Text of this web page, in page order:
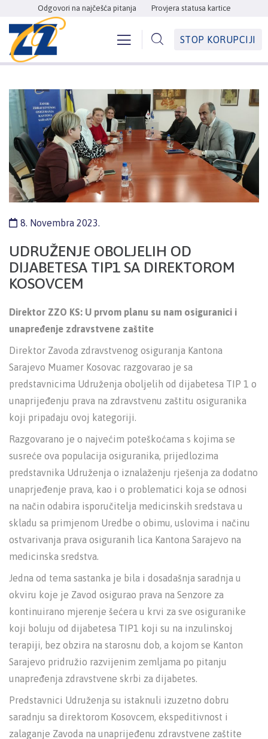
Odgovori na najčešća pitanja Provjera statusa kartice
STOP KORUPCIJI
8. Novembra 2023.
UDRUŽENJE OBOLJELIH OD
DIJABETESA TIP1 SA DIREKTOROM
KOSOVCEM
Direktor ZZO KS: U prvom planu su nam osiguranici i
unapređenje zdravstvene zaštite
Direktor Zavoda zdravstvenog osiguranja Kantona
Sarajevo Muamer Kosovac razgovarao je sa
predstavnicima Udruženja oboljelih od dijabetesa TIP 1 o
unaprijeđenju prava na zdravstvenu zaštitu osiguranika
koji pripadaju ovoj kategoriji.
Razgovarano je o najvećim poteškoćama s kojima se
susreće ova populacija osiguranika, prijedlozima
predstavnika Udruženja o iznalaženju rješenja za dodatno
unaprjeđenje prava, kao i o problematici koja se odnosi
na način odabira isporučitelja medicinskih sredstava u
skladu sa primjenom Uredbe o obimu, uslovima i načinu
ostvarivanja prava osiguranih lica Kantona Sarajevo na
medicinska sredstva.
Jedna od tema sastanka je bila i dosadašnja saradnja u
okviru koje je Zavod osigurao prava na Senzore za
kontinuirano mjerenje šećera u krvi za sve osiguranike
koji boluju od dijabetesa TIP1 koji su na inzulinskoj
terapiji, bez obzira na starosnu dob, a kojom se Kanton
Sarajevo pridružio razvijenim zemljama po pitanju
unapređenja zdravstvene skrbi za dijabetes.
Predstavnici Udruženja su istaknuli izuzetno dobru
saradnju sa direktorom Kosovcem, ekspeditivnost i
zalaganje Zavoda na unaprijeđenu zdravstvene zaštite